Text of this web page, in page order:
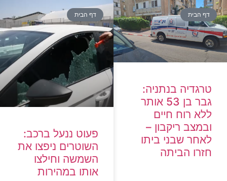
דף הבית
טרגדיה בנתניה:
גבר בן 53 אותר
ללא רוח חיים
ובמצב ריקבון –
לאחר שבני ביתו
חזרו הביתה
דף הבית
פעוט ננעל ברכב:
השוטרים ניפצו את
השמשה וחילצו
אותו במהירות